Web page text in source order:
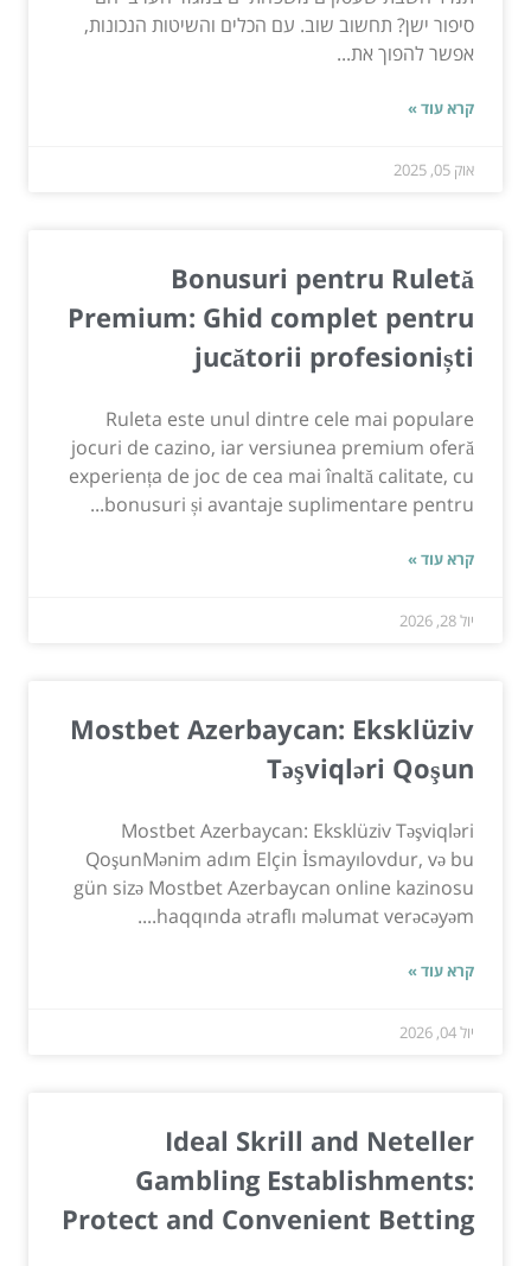
סיפור ישן? תחשוב שוב. עם הכלים והשיטות הנכונות,
אפשר להפוך את...
קרא עוד »
אוק 05, 2025
Bonusuri pentru Ruletă
Premium: Ghid complet pentru
jucătorii profesioniști
Ruleta este unul dintre cele mai populare
jocuri de cazino, iar versiunea premium oferă
experiența de joc de cea mai înaltă calitate, cu
bonusuri și avantaje suplimentare pentru...
קרא עוד »
יול 28, 2026
Mostbet Azerbaycan: Eksklüziv
Təşviqləri Qoşun
Mostbet Azerbaycan: Eksklüziv Təşviqləri
QoşunMənim adım Elçin İsmayılovdur, və bu
gün sizə Mostbet Azerbaycan online kazinosu
haqqında ətraflı məlumat verəcəyəm....
קרא עוד »
יול 04, 2026
Ideal Skrill and Neteller
Gambling Establishments:
Protect and Convenient Betting